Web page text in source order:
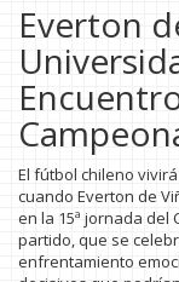
Everton
El fútbol chileno
cuando Everton de
en la 15ª jornada del
partido, que se
enfrentamiento